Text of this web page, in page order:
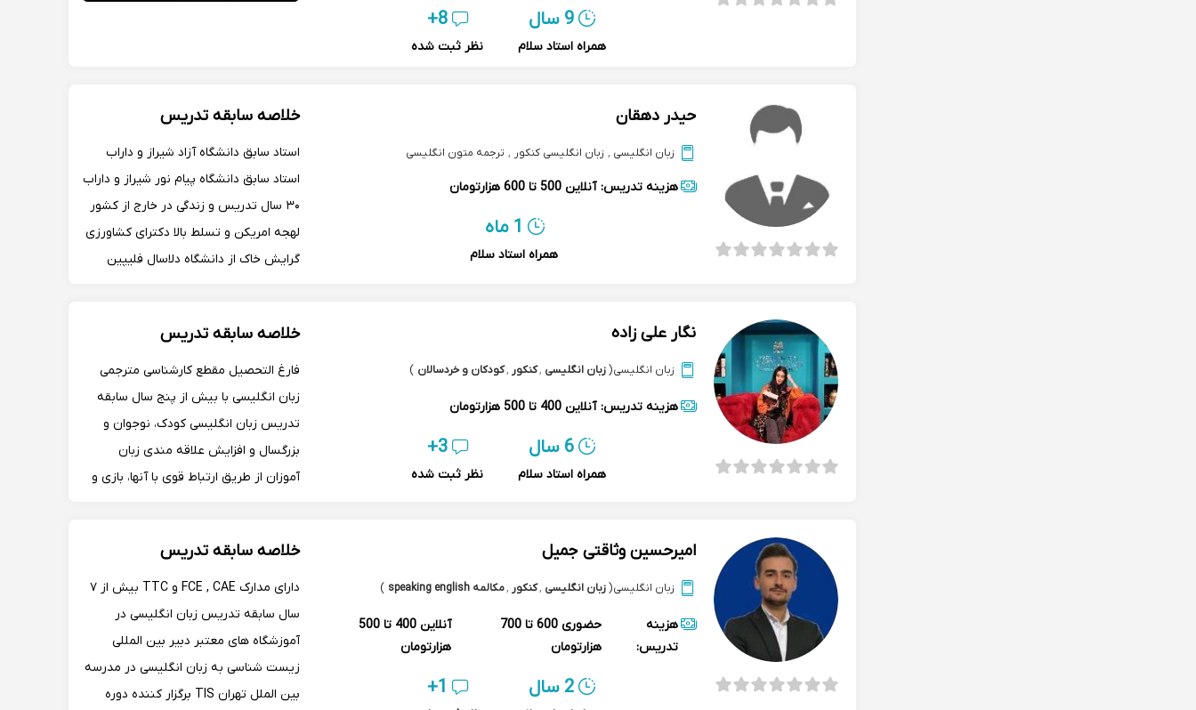
9 سال
همراه استاد سلام
8+
نظر ثبت شده
حیدر دهقان
زبان انگلیسی , زبان انگلیسی کنکور , ترجمه متون انگلیسی
هزینه تدریس: آنلاین 500 تا 600 هزارتومان
1 ماه
همراه استاد سلام
خلاصه سابقه تدریس
استاد سابق دانشگاه آزاد شیراز و داراب
استاد سابق دانشگاه پیام نور شیراز و داراب
۳۰ سال تدریس و زندگی در خارج از کشور
لهجه امریکن و تسلط بالا دکترای کشاورزی
گرایش خاک از دانشگاه دلاسال فلیپین
نگار علی زاده
زبان انگلیسی(زبان انگلیسی ,کنکور ,کودکان و خردسالان )
هزینه تدریس: آنلاین 400 تا 500 هزارتومان
6 سال
همراه استاد سلام
3+
نظر ثبت شده
خلاصه سابقه تدریس
فارغ التحصیل مقطع کارشناسی مترجمی
زبان انگلیسی با بیش از پنج سال سابقه
تدریس زبان انگلیسی کودک، نوجوان و
بزرگسال و افزایش علاقه مندی زبان
آموزان از طریق ارتباط قوی با آنها، بازی و
فعالیت های زبان آموزان و تعامل موثر با
هر یک از آن
امیرحسین وثاقتی جمیل
زبان انگلیسی(زبان انگلیسی ,کنکور ,مکالمه speaking english )
هزینه
تدریس:
حضوری
600 تا 700
هزارتومان
آنلاین
400 تا 500
هزارتومان
2 سال 1+
خلاصه سابقه تدریس
دارای مدارک FCE , CAE و TTC بیش از ۷
سال سابقه تدریس زبان انگلیسی در
آموزشگاه های معتبر دبیر بین المللی
زیست شناسی به زبان انگلیسی در مدرسه
بین الملل تهران TIS برگزار کننده دوره